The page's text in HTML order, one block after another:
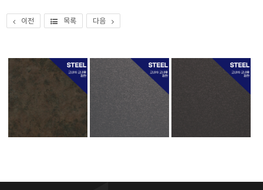
이전 목록 다음